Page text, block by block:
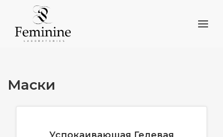
Маски
Успокаивающая Гелевая